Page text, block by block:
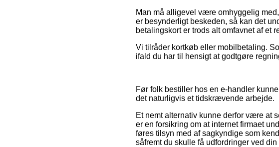
Man må alligevel være omhyggelig
er besynderligt beskeden, så kan det
betalingskort er trods alt omfavnet af
Vi tilråder kortkøb eller mobilbetaling.
ifald du har til hensigt at godtgøre
Før folk bestiller hos en e-handler
det naturligvis et tidskrævende arbejde.
Et nemt alternativ kunne derfor være at
er en forsikring om at internet firmaet
føres tilsyn med af sagkyndige som
såfremt du skulle få udfordringer ved